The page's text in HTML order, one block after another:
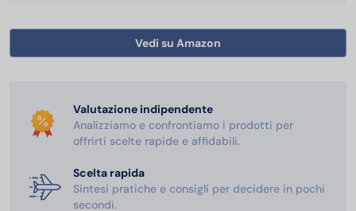
Vedi su Amazon
Valutazione indipendente
Analizziamo e confrontiamo i prodotti per
offrirti scelte rapide e affidabili.
Scelta rapida
Sintesi pratiche e consigli per decidere in pochi
secondi.